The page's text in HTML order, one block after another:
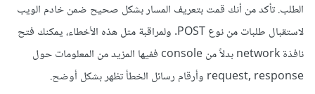
الطلب. تأكد من أنك قمت بتعريف المسار بشكل صحيح ضمن خادم الويب
لاستقبال طلبات من نوع POST. ولمراقبة مثل هذه الأخطاء، يمكنك فتح
نافذة network بدلاً من console ففيها المزيد من المعلومات حول
request, response وأرقام رسائل الخطأ تظهر بشكل أوضح.